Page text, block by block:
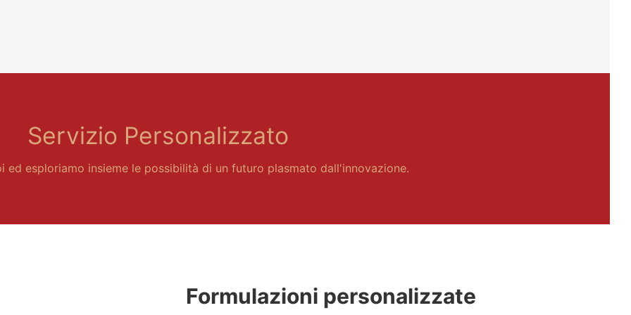
Servizio Personalizzato
ed esploriamo insieme le possibilità di un futuro plasmato dall'innovazione.
Formulazioni personalizzate